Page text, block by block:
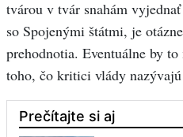
tvárou v tvár snahám
so Spojenými štátmi, je
prehodnotia. Eventuálne by
toho, čo kritici vlády nazývajú